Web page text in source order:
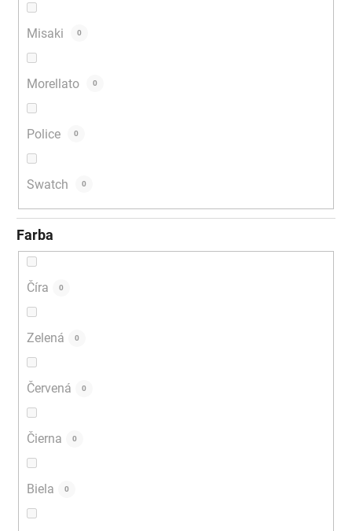
Misaki 0
Morellato 0
Police 0
Swatch 0
Farba
Číra 0
Zelená 0
Červená 0
Čierna 0
Biela 0